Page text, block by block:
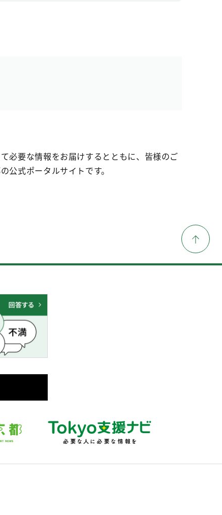
必要な情報をお届けするとともに、皆様のご
公式ポータルサイトです。